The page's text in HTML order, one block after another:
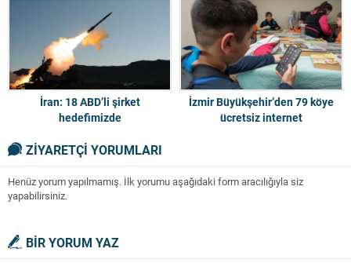
İran: 18 ABD’li şirket
hedefimizde
İzmir Büyükşehir’den 79 köye
ücretsiz internet
ZİYARETÇİ YORUMLARI
Henüz yorum yapılmamış. İlk yorumu aşağıdaki form aracılığıyla siz
yapabilirsiniz.
BİR YORUM YAZ